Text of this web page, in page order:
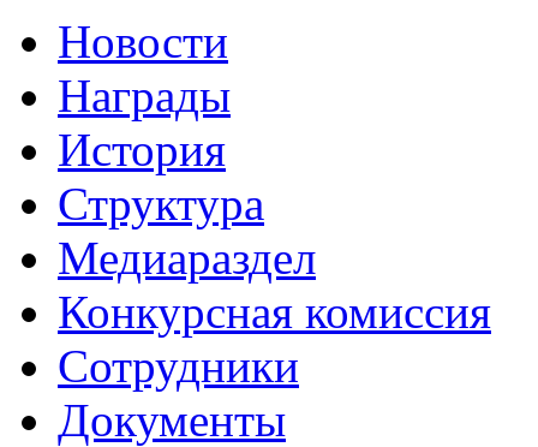
Новости
Награды
История
Структура
Медиараздел
Конкурсная комиссия
Сотрудники
Документы